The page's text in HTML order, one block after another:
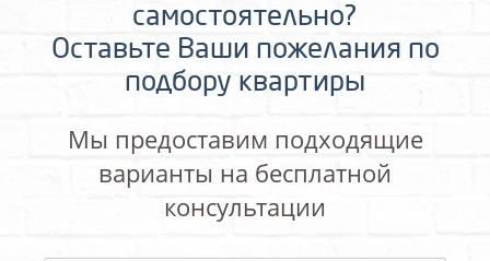
самостоятельно?
Оставьте Ваши пожелания по
подбору квартиры
Мы предоставим подходящие
варианты на бесплатной
консультации